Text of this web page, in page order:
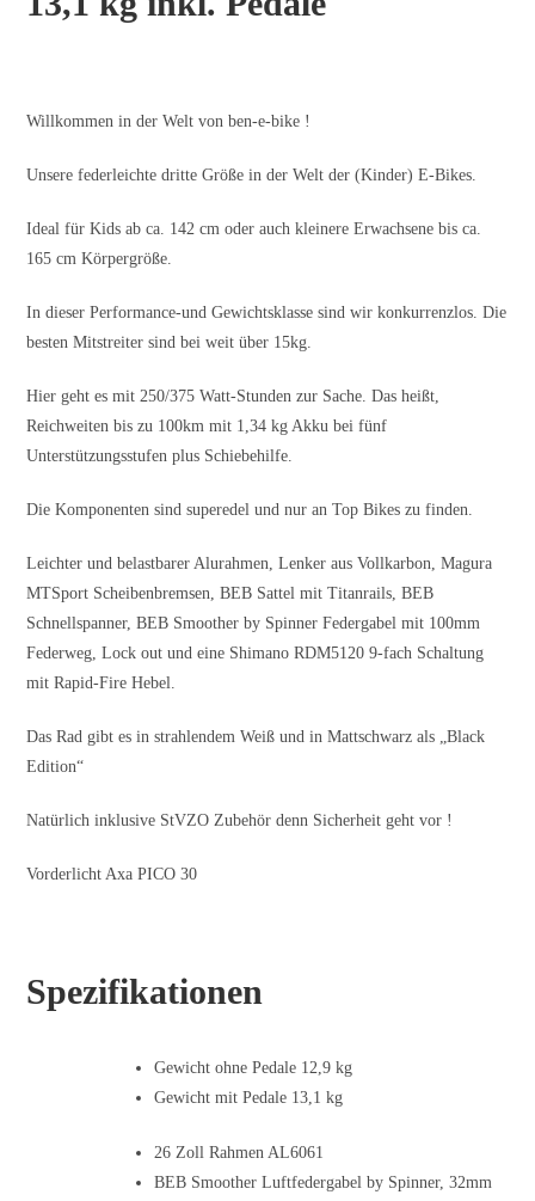
Willkommen in der Welt von ben-e-bike !
Unsere federleichte dritte Größe in der Welt der (Kinder) E-Bikes.
Ideal für Kids ab ca. 142 cm oder auch kleinere Erwachsene bis ca.
165 cm Körpergröße.
In dieser Performance-und Gewichtsklasse sind wir konkurrenzlos. Die
besten Mitstreiter sind bei weit über 15kg.
Hier geht es mit 250/375 Watt-Stunden zur Sache. Das heißt,
Reichweiten bis zu 100km mit 1,34 kg Akku bei fünf
Unterstützungsstufen plus Schiebehilfe.
Die Komponenten sind superedel und nur an Top Bikes zu finden.
Leichter und belastbarer Alurahmen, Lenker aus Vollkarbon, Magura
MTSport Scheibenbremsen, BEB Sattel mit Titanrails, BEB
Schnellspanner, BEB Smoother by Spinner Federgabel mit 100mm
Federweg, Lock out und eine Shimano RDM5120 9-fach Schaltung
mit Rapid-Fire Hebel.
Das Rad gibt es in strahlendem Weiß und in Mattschwarz als „Black
Edition“
Natürlich inklusive StVZO Zubehör denn Sicherheit geht vor !
Vorderlicht Axa PICO 30
Spezifikationen
Gewicht ohne Pedale 12,9 kg
Gewicht mit Pedale 13,1 kg
26 Zoll Rahmen AL6061
BEB Smoother Luftfedergabel by Spinner, 32mm